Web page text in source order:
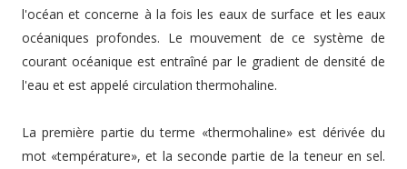
l'océan et concerne à la fois les eaux de surface et les eaux
océaniques profondes. Le mouvement de ce système de
courant océanique est entraîné par le gradient de densité de
l'eau et est appelé circulation thermohaline.
La première partie du terme «thermohaline» est dérivée du
mot «température», et la seconde partie de la teneur en sel.